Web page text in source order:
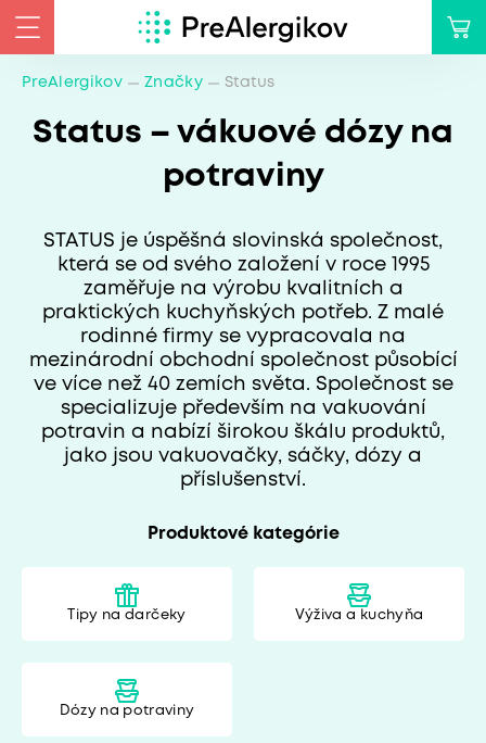
PreAlergikov Značky Status
Status – vákuové dózy na
potraviny
STATUS je úspěšná slovinská společnost,
která se od svého založení v roce 1995
zaměřuje na výrobu kvalitních a
praktických kuchyňských potřeb. Z malé
rodinné firmy se vypracovala na
mezinárodní obchodní společnost působící
ve více než 40 zemích světa. Společnost se
specializuje především na vakuování
potravin a nabízí širokou škálu produktů,
jako jsou vakuovačky, sáčky, dózy a
příslušenství.
Produktové kategórie
Tipy na darčeky Výživa a kuchyňa
Dózy na potraviny